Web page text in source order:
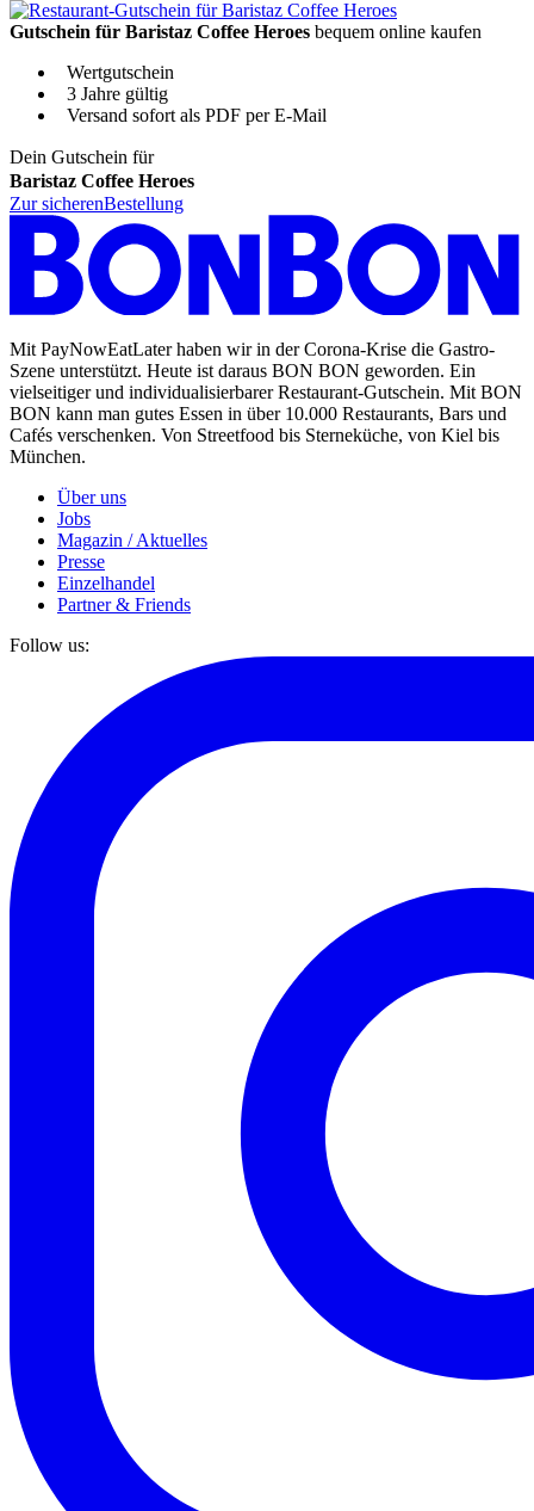
Gutschein für Baristaz Coffee Heroes bequem online kaufen
Wertgutschein
3 Jahre gültig
Versand sofort als PDF per E-Mail
Dein Gutschein für
Baristaz Coffee Heroes
Zur sicherenBestellung
Mit PayNowEatLater haben wir in der Corona-Krise die Gastro-
Szene unterstützt. Heute ist daraus BON BON geworden. Ein
vielseitiger und individualisierbarer Restaurant-Gutschein. Mit BON
BON kann man gutes Essen in über 10.000 Restaurants, Bars und
Cafés verschenken. Von Streetfood bis Sterneküche, von Kiel bis
München.
Über uns
Jobs
Magazin / Aktuelles
Presse
Einzelhandel
Partner & Friends
Follow us: